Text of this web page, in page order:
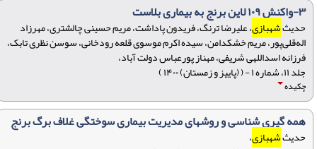
۳-واکنش ۱۰۹ لاین برنج به بیماری بلاست
حدیثشهبازی، علیرضا ترنگ، فریدون پاداشت، مریم حسینی چالشتری، مهرزاد
اله‌قلی‌پور، مریم خشکدامن، سیده اکرم موسوی قلعه رودخانی، سوسن نظری تابک،
فرزانه اسداللهی شریفی، مهناز پورعباس دولت آباد،
جلد ۱۱، شماره ۱ - ( (پاییز و زمستان) ۱۴۰۰ )
چکیده
همه گیری شناسی و روشهای مدیریت بیماری سوختگی غلاف برگ برنج
حدیثشهبازی،